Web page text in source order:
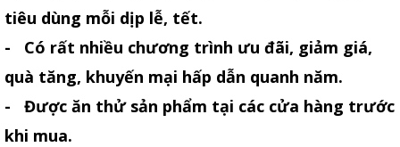
tiêu dùng mỗi dịp lễ, tết.
- Có rất nhiều chương trình ưu đãi, giảm giá,
quà tăng, khuyến mại hấp dẫn quanh năm.
- Được ăn thử sản phẩm tại các cửa hàng trước
khi mua.